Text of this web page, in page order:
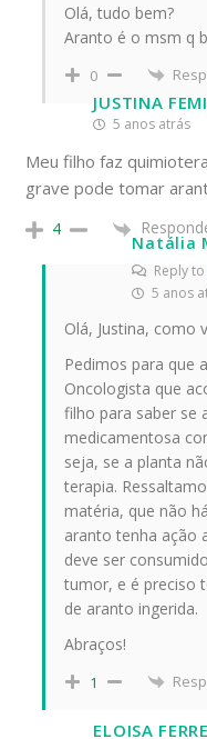
Olá, tudo bem?
Aranto é o msm q
0
JUSTINA
5 anos atrás
Meu filho faz
grave pode tomar
4
Natália
Reply
5 anos
Olá, Justina, como
Pedimos para que
Oncologista que
filho para saber se
medicamentosa
seja, se a planta
terapia.
matéria, que não
aranto tenha ação
deve ser
tumor, e é preciso
de aranto ingerida.
Abraços!
1
ELOISA